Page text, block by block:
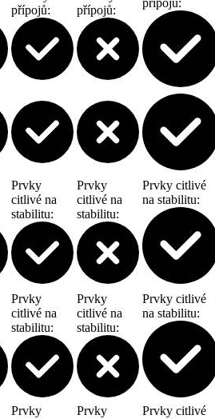
přípojů:
přípojů:
Prvky
citlivé na
stabilitu:
Prvky
citlivé na
stabilitu:
Prvky citlivé
na stabilitu:
Prvky
citlivé na
stabilitu:
Prvky
citlivé na
stabilitu:
Prvky citlivé
na stabilitu:
Prvky
Prvky
Prvky citlivé